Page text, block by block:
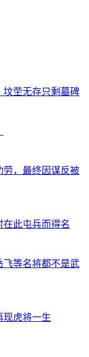
坟茔无存只剩墓碑
劳，最终因谋反被
此屯兵而得名
飞等名将都不是武
现虎将一生